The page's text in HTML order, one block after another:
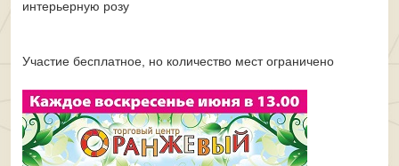
интерьерную розу
Участие бесплатное, но количество мест ограничено